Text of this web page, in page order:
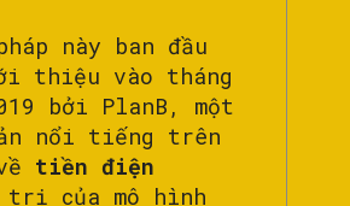
này ban đầu
thiệu vào tháng
bởi PlanB, một
nổi tiếng trên
tiền điện
của mô hình